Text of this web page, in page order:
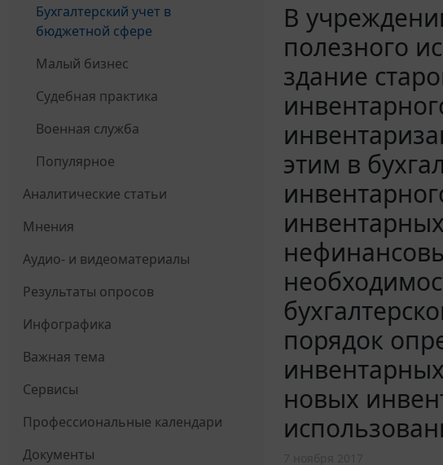
Бухгалтерский учет в
бюджетной сфере
Малый бизнес
Судебная практика
Военная служба
Популярное
Аналитические статьи
Мнения
Аудио- и видеоматериалы
Результаты опросов
Инфографика
Важная тема
Сервисы
Профессиональные календари
Документы
В
полезного
здание
этим в
порядок
новых